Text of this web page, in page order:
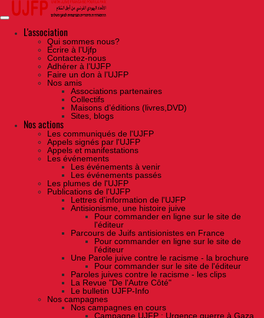
Skip
the
contentL'association
Qui sommes nous?
Ecrire à l’Ujfp
Contactez-nous
Adhérer à l’UJFP
Faire un don à l’UJFP
Nos amis
Associations partenaires
Collectifs
Maisons d’éditions (livres,DVD)
Sites, blogs
Nos actions
Les communiqués de l'UJFP
Appels signés par l'UJFP
Appels et manifestations
Les événements
Les événements à venir
Les événements passés
Les plumes de l'UJFP
Publications de l'UJFP
Lettres d'information de l'UJFP
Antisionisme, une histoire juive
Pour commander en ligne sur le site de
l'éditeur
Parcours de Juifs antisionistes en France
Pour commander en ligne sur le site de
l'éditeur
Une Parole juive contre le racisme - la brochure
Pour commander sur le site de l'éditeur
Paroles juives contre le racisme - les clips
La Revue "De l'Autre Côté"
Le bulletin UJFP-Info
Nos campagnes
Nos campagnes en cours
Campagne UJFP : Urgence guerre à Gaza